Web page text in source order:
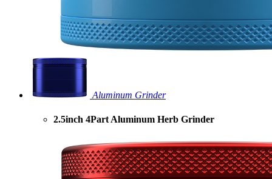
Aluminum Grinder
2.5inch 4Part Aluminum Herb Grinder